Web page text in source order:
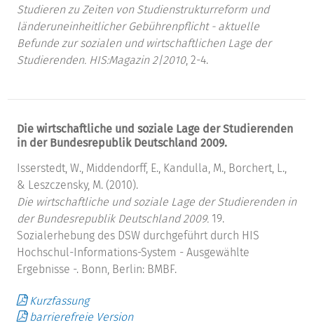
Studieren zu Zeiten von Studienstrukturreform und
länderuneinheitlicher Gebührenpflicht - aktuelle
Befunde zur sozialen und wirtschaftlichen Lage der
Studierenden. HIS:Magazin 2|2010, 2-4.
Die wirtschaftliche und soziale Lage der Studierenden
in der Bundesrepublik Deutschland 2009.
Isserstedt, W., Middendorff, E., Kandulla, M., Borchert, L.,
& Leszczensky, M. (2010).
Die wirtschaftliche und soziale Lage der Studierenden in
der Bundesrepublik Deutschland 2009. 19.
Sozialerhebung des DSW durchgeführt durch HIS
Hochschul-Informations-System - Ausgewählte
Ergebnisse -. Bonn, Berlin: BMBF.
Kurzfassung
barrierefreie Version